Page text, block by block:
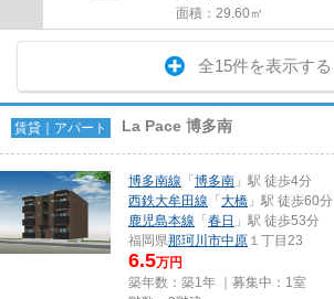
面積：29.60㎡
全15件を表示する
賃貸｜アパート La Pace 博多南
博多南線 「 博多南 」駅 徒歩4分
西鉄大牟田線 「 大橋 」駅 徒歩60分
鹿児島本線 「 春日 」駅 徒歩53分
福岡県那珂川市中原 １丁目23
6.5万円
築年数：築1年 ｜募集中： 1室